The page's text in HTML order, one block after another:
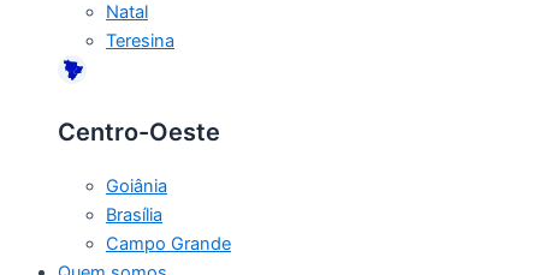
Natal
Teresina
Centro-Oeste
Goiânia
Brasília
Campo Grande